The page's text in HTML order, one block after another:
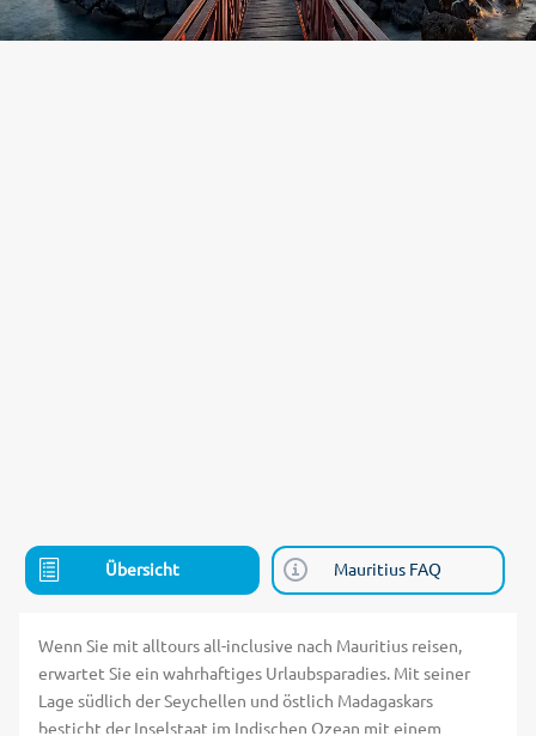
Übersicht Mauritius FAQ
Wenn Sie mit alltours all-inclusive nach Mauritius reisen,
erwartet Sie ein wahrhaftiges Urlaubsparadies. Mit seiner
Lage südlich der Seychellen und östlich Madagaskars
besticht der Inselstaat im Indischen Ozean mit einem